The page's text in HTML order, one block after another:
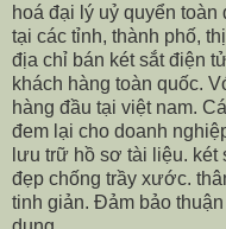
hoá đại lý uỷ quyển
tại các tỉnh, thành phố,
địa chỉ bán két sắt điện
khách hàng toàn quốc.
hàng đầu tại việt nam.
đem lại cho doanh
lưu trữ hồ sơ tài liệu. két
đẹp chống trầy xước.
tinh giản. Đảm bảo